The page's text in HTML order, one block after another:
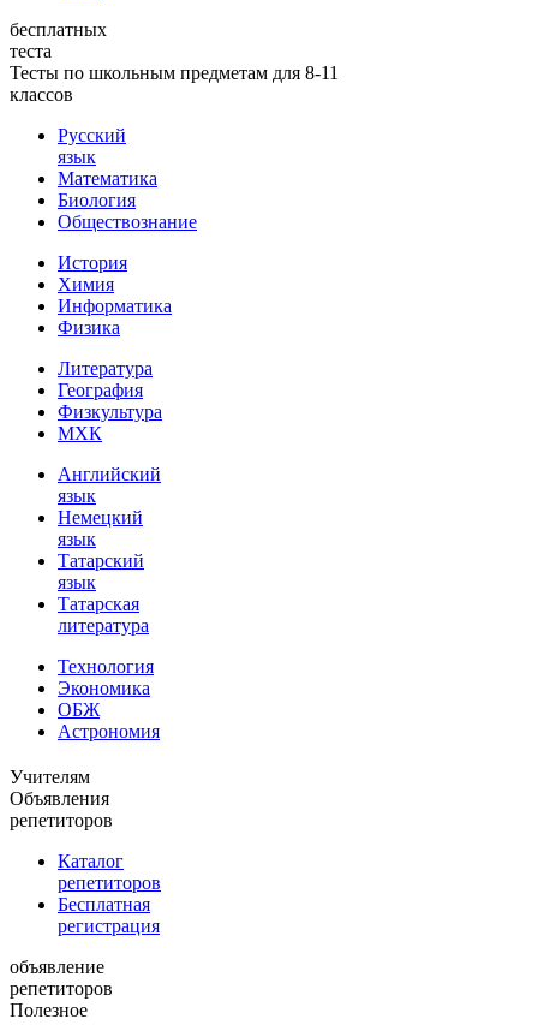
бесплатных
теста
Тесты по школьным предметам для 8-11
классов
Русский
язык
Математика
Биология
Обществознание
История
Химия
Информатика
Физика
Литература
География
Физкультура
МХК
Английский
язык
Немецкий
язык
Татарский
язык
Татарская
литература
Технология
Экономика
ОБЖ
Астрономия
Учителям
Объявления
репетиторов
Каталог
репетиторов
Бесплатная
регистрация
объявление
репетиторов
Полезное